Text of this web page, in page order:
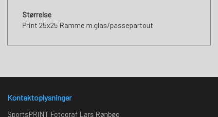
Størrelse
Print 25x25 Ramme m.glas/passepartout
Kontaktoplysninger
SportsPRINT Fotograf Lars Rønbøg